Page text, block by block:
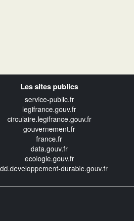
Les sites publics
service-public.fr
legifrance.gouv.fr
circulaire.legifrance.gouv.fr
gouvernement.fr
france.fr
data.gouv.fr
ecologie.gouv.fr
durable.gouv.fr